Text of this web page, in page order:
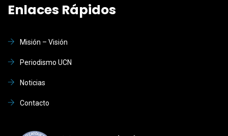
Enlaces Rápidos
Misión – Visión
Periodismo UCN
Noticias
Contacto